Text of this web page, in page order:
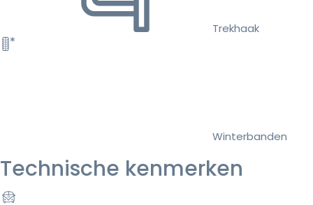
Trekhaak
Winterbanden
Technische kenmerken